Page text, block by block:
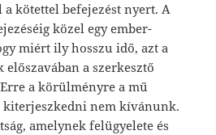
kötettel befejezést nyert. A
közel egy ember­
miért ily hosszu idő, azt a
a szerkesztő
a körülményre a mű
nem kívánunk.
amelynek felügyelete és